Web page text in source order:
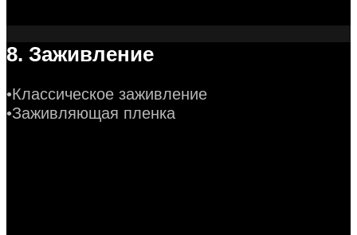
8. Заживление
•Классическое заживление
•Заживляющая пленка